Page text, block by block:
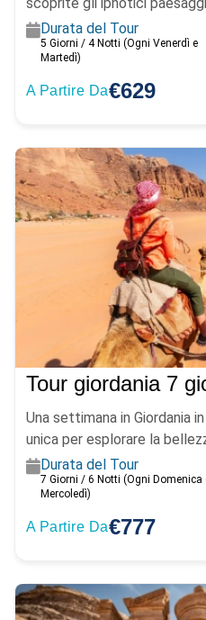
Durata del Tour
5 Giorni / 4 Notti (Ogni Venerdì e
Martedì)
A Partire Da€629
Tour giordania 7
Una settimana in Giordania
unica per esplorare la
Durata del Tour
7 Giorni / 6 Notti (Ogni Domenica
Mercoledì)
A Partire Da€777